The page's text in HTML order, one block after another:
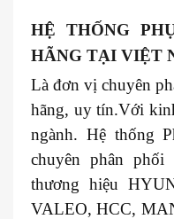
HỆ THỐNG
HÃNG TẠI VIỆT
Là đơn vị chuyên
hãng, uy tín.Với
ngành. Hệ thống
chuyên phân
thương hiệu
VALEO, HCC,